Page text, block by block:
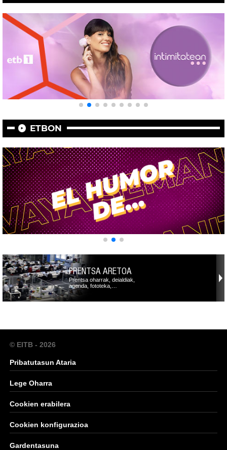
ETBON
PRENTSA ARETOA
Prentsa oharrak, deialdiak,
agenda, fototeka,…
© EITB - 2026
Pribatutasun Ataria
Lege Oharra
Cookien erabilera
Cookien konfigurazioa
Gardentasuna